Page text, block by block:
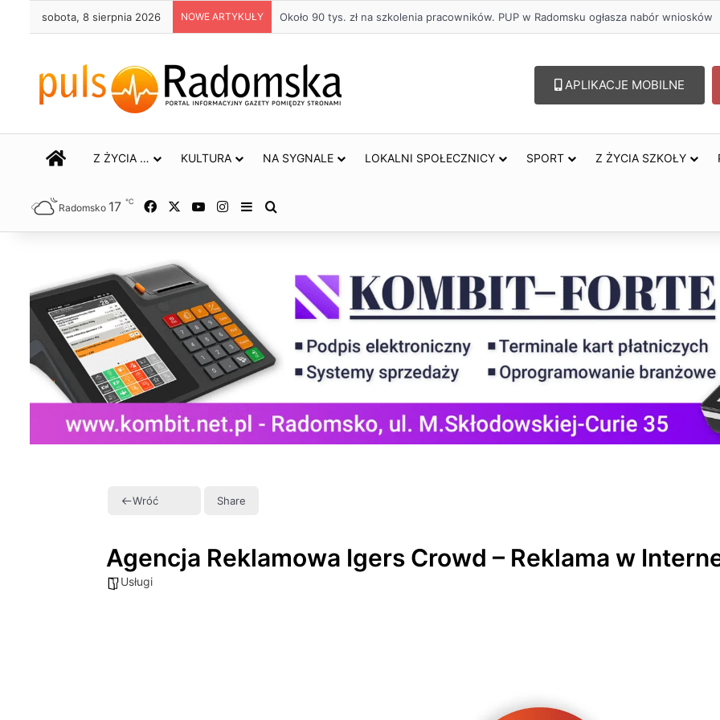
sobota, 8 sierpnia 2026 NOWE ARTYKUŁY Około 90 tys. zł na szkolenia pracowników. PUP w Radomsku ogłasza nabór wniosków
APLIKACJE MOBILNE
STRONA GŁÓWNA
Z ŻYCIA … KULTURA NA SYGNALE LOKALNI SPOŁECZNICY SPORT Z ŻYCIA SZKOŁY
Radomsko 17 ℃ Facebook YouTubeInstagram
Sidebar
Wróć Share
Agencja Reklamowa Igers Crowd – Reklama w
Usługi